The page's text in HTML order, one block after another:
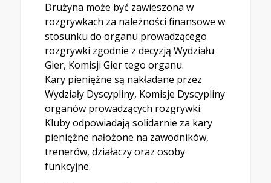
Drużyna może być zawieszona w
rozgrywkach za należności finansowe w
stosunku do organu prowadzącego
rozgrywki zgodnie z decyzją Wydziału
Gier, Komisji Gier tego organu.
Kary pieniężne są nakładane przez
Wydziały Dyscypliny, Komisje Dyscypliny
organów prowadzących rozgrywki.
Kluby odpowiadają solidarnie za kary
pieniężne nałożone na zawodników,
trenerów, działaczy oraz osoby
funkcyjne.